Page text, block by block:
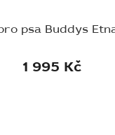
psa Buddys
1 995 Kč